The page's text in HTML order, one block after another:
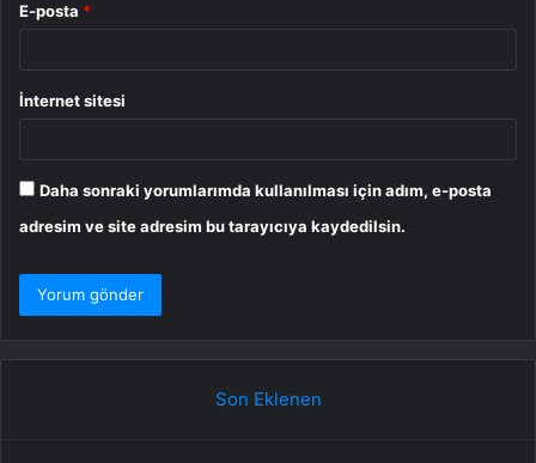
E-posta *
İnternet sitesi
Daha sonraki yorumlarımda kullanılması için adım, e-posta
adresim ve site adresim bu tarayıcıya kaydedilsin.
Son Eklenen